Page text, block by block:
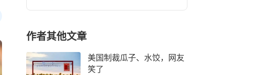
作者其他文章
美国制裁瓜子、水饺，网友
笑了